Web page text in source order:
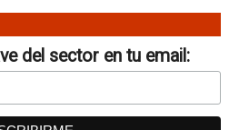
del sector en tu email: